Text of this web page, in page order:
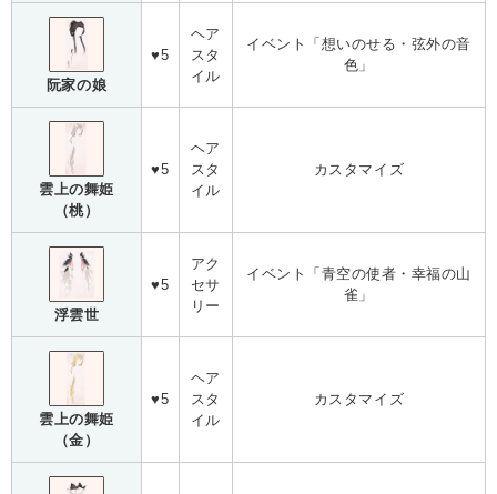
阮家の娘
♥5
ヘア
スタ
イル
イベント「想いのせる・弦外の音
色」
雲上の舞姫
（桃）
♥5
ヘア
スタ
イル
カスタマイズ
浮雲世
♥5
アク
セサ
リー
イベント「青空の使者・幸福の山
雀」
雲上の舞姫
（金）
♥5
ヘア
スタ
イル
カスタマイズ